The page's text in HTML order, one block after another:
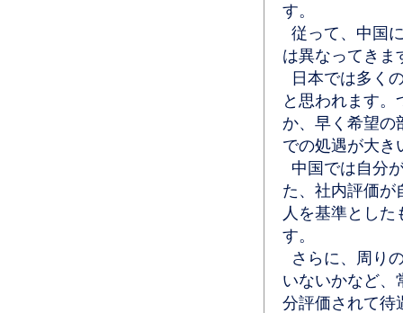
す。
従って、中国
は異なってきま
日本では多く
と思われます
か、早く希望の
での処遇が大き
中国では自分
た、社内評価が
人を基準とし
す。
さらに、周り
いないかなど、
分評価されて待